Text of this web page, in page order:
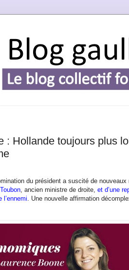
: Hollande toujours plus
du président a suscité de nouveaux
, ancien ministre de droite, et d’une
. Une nouvelle affirmation